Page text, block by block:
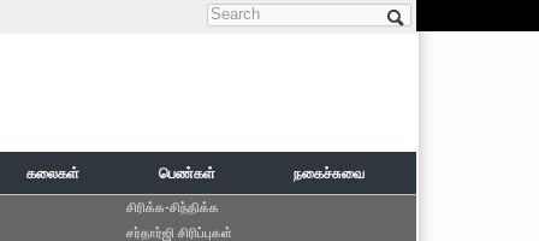
Search form
கலைகள் பெண்கள் நகைச்சுவை
சிரிக்க-சிந்திக்க
சர்தார்ஜி சிரிப்புகள்